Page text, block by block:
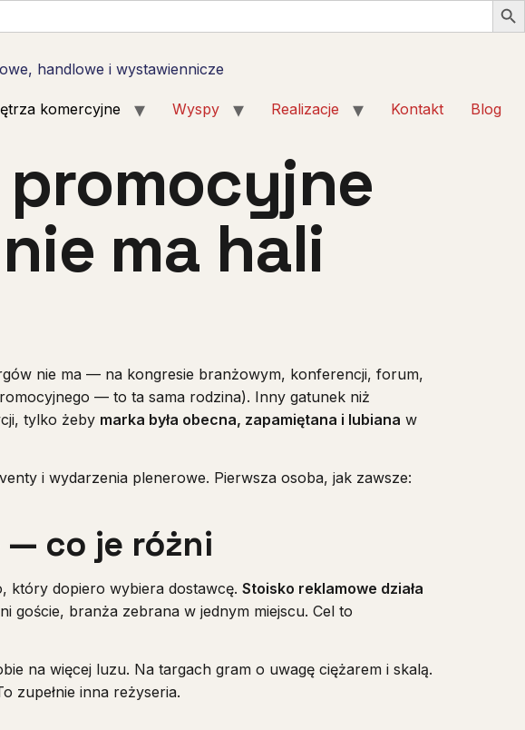
handlowe i wystawiennicze
komercyjne Wyspy Realizacje Kontakt Blog
ma hali
nie ma — na kongresie branżowym, konferencji, forum,
— to ta sama rodzina). Inny gatunek niż
tylko żeby marka była obecna, zapamiętana i lubiana w
i wydarzenia plenerowe. Pierwsza osoba, jak zawsze:
— co je różni
który dopiero wybiera dostawcę. Stoisko reklamowe działa
goście, branża zebrana w jednym miejscu. Cel to
na więcej luzu. Na targach gram o uwagę ciężarem i skalą.
zupełnie inna reżyseria.